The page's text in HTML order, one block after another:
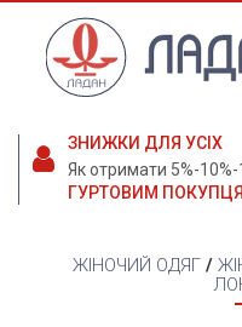
ЗНИЖКИ ДЛЯ УСІХ
Як отримати 5%-10%-
ГУРТОВИМ
ЖІНОЧИЙ ОДЯГ/